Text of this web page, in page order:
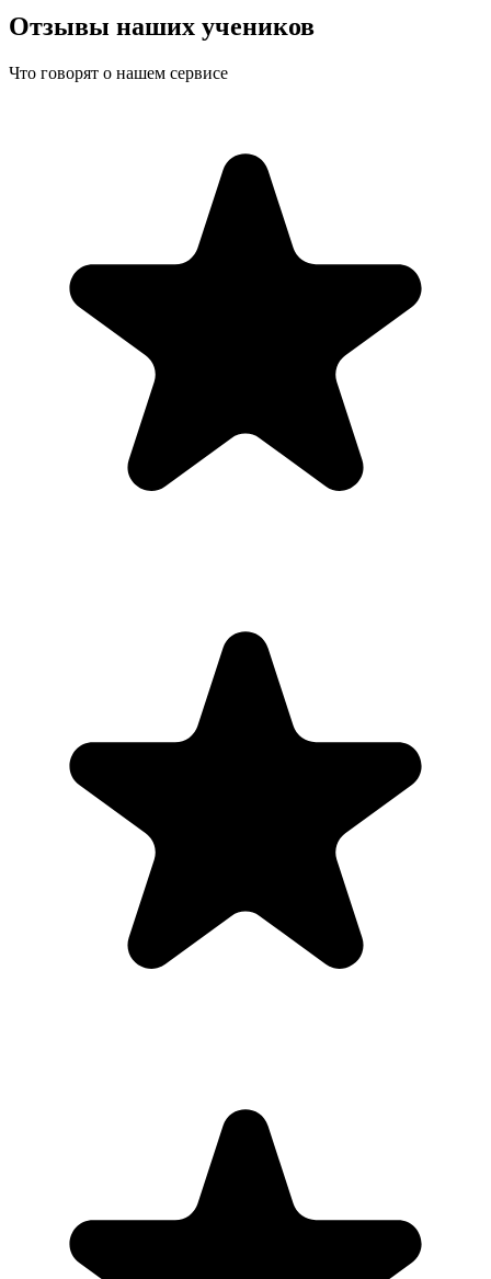
Отзывы наших учеников
Что говорят о нашем сервисе